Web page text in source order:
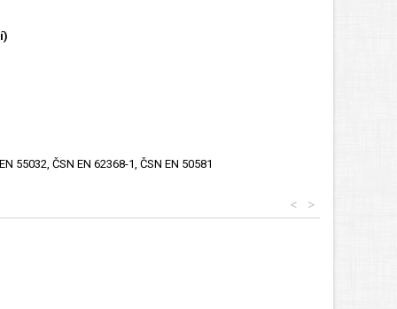
55032, ČSN EN 62368-1, ČSN EN 50581
>
<